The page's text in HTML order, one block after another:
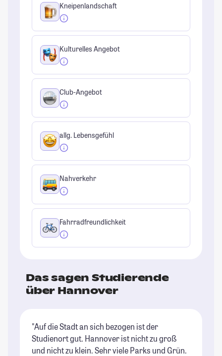
Kneipenlandschaft
Kulturelles Angebot
Club-Angebot
allg. Lebensgefühl
Nahverkehr
Fahrradfreundlichkeit
Das sagen Studierende
über Hannover
"Auf die Stadt an sich bezogen ist der
Studienort gut. Hannover ist nicht zu groß
und nicht zu klein. Sehr viele Parks und Grün.